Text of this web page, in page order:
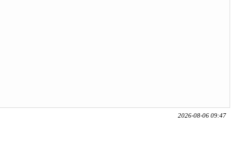
2026-08-06 09:47